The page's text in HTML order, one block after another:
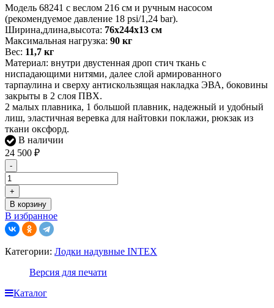
Модель 68241 с веслом 216 см и ручным насосом
(рекомендуемое давление 18 psi/1,24 bar).
Ширина,длина,высота: 76х244х13 см
Максимальная нагрузка: 90 кг
Вес: 11,7 кг
Материал: внутри двустенная дроп стич ткань с
ниспадающими нитями, далее слой армированного
тарпаулина и сверху антискользящая накладка ЭВА, боковины
закрыты в 2 слоя ПВХ.
2 малых плавника, 1 большой плавник, надежный и удобный
лиш, эластичная веревка для найтовки поклажи, рюкзак из
ткани оксфорд.
В наличии
24 500 ₽
-
+
В корзину
В избранное
Категории: Лодки надувные INTEX
Версия для печати
Каталог